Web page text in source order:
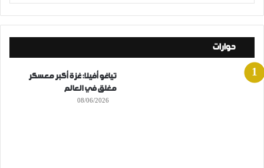
حوارات
تياغو أفيلا: غزة أكبر معسكر
مغلق في العالم
08/06/2026